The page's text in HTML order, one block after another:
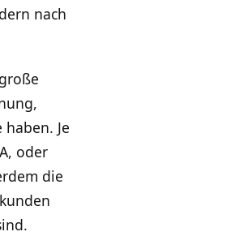
nach
Je
oder
die